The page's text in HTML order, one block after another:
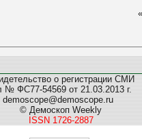
о регистрации СМИ
№ ФС77-54569 от 21.03.2013 г.
demoscope@demoscope.ru
© Демоскоп Weekly
ISSN 1726-2887